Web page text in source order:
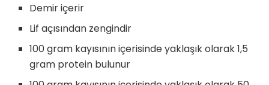
Demir içerir
Lif açısından zengindir
100 gram kayısının içerisinde yaklaşık olarak 1,5
gram protein bulunur